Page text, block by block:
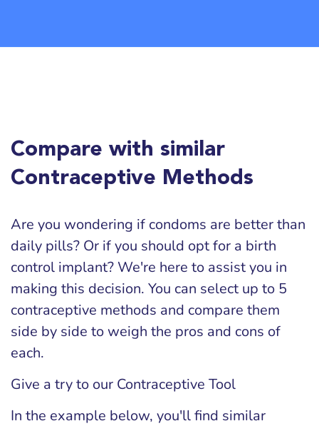
Compare with similar
Contraceptive Methods
Are you wondering if condoms are better than
daily pills? Or if you should opt for a birth
control implant? We're here to assist you in
making this decision. You can select up to 5
contraceptive methods and compare them
side by side to weigh the pros and cons of
each.
Give a try to our Contraceptive Tool
In the example below, you'll find similar